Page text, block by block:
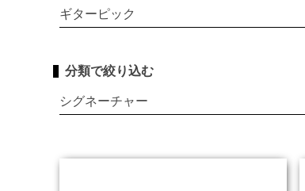
ギターピック
分類で絞り込む
シグネーチャー